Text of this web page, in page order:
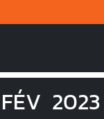
FÉV 2023